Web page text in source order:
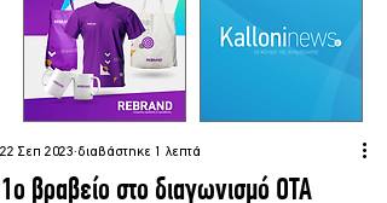
1ο βραβείο στο διαγωνισμό OTA
22 Σεπ 2023 διαβάστηκε 1 λεπτά